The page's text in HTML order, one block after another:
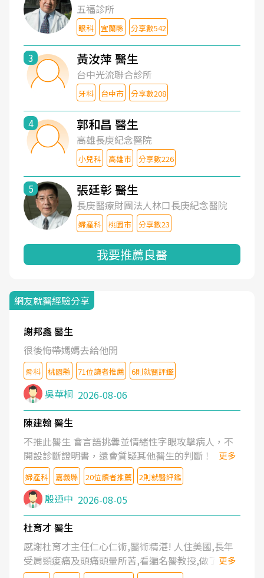
五福診所
眼科 宜蘭縣 分享數542
3 黃汝萍 醫生
台中光流聯合診所
牙科 台中市 分享數208
4 郭和昌 醫生
高雄長庚紀念醫院
小兒科 高雄市 分享數226
5 張廷彰 醫生
長庚醫療財團法人林口長庚紀念醫院
婦產科 桃園市 分享數23
我要推薦良醫
網友就醫經驗分享
謝邦鑫 醫生
很後悔帶媽媽去給他開
骨科 桃園縣 71位讀者推薦 6則就醫評鑑
吳華桐 2026-08-06
陳建翰 醫生
不推此醫生 會言語挑釁並情緒性字眼攻擊病人，不
開設診斷證明書，還會質疑其他醫生的判斷！
更多
婦產科 嘉義縣 20位讀者推薦 2則就醫評鑑
殷迺中 2026-08-05
杜育才 醫生
感謝杜育才主任仁心仁術,醫術精湛! 人住美國,長年
受肩頸痠痛及頭痛頭暈所苦,看遍名醫教授,做了各種
檢查,也嘗試過西醫打針,中醫針灸及物理徒手治療都
更多